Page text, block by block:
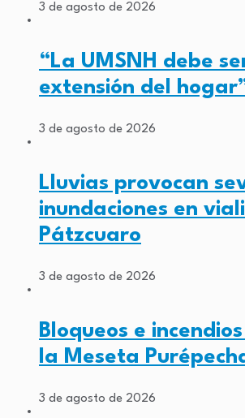
3 de agosto de 2026
“La UMSNH debe
extensión del
3 de agosto de 2026
Lluvias provocan
inundaciones en
Pátzcuaro
3 de agosto de 2026
Bloqueos e
la Meseta
3 de agosto de 2026